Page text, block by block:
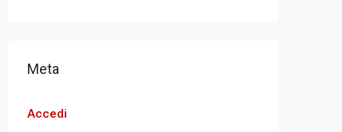
Meta
Accedi